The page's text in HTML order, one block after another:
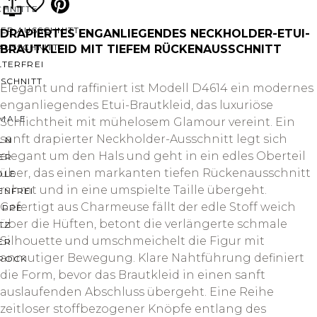
AUSSCHNITT
DRAPIERTES ENGANLIEGENDES NECKHOLDER-ETUI-
BRAUTKLEID MIT TIEFEM RÜCKENAUSSCHNITT
Elegant und raffiniert ist Modell D4614 ein modernes
enganliegendes Etui-Brautkleid, das luxuriöse
Schlichtheit mit mühelosem Glamour vereint. Ein
sanft drapierter Neckholder-Ausschnitt legt sich
elegant um den Hals und geht in ein edles Oberteil
über, das einen markanten tiefen Rückenausschnitt
rahmt und in eine umspielte Taille übergeht.
Gefertigt aus Charmeuse fällt der edle Stoff weich
über die Hüften, betont die verlängerte schmale
Silhouette und umschmeichelt die Figur mit
anmutiger Bewegung. Klare Nahtführung definiert
die Form, bevor das Brautkleid in einen sanft
auslaufenden Abschluss übergeht. Eine Reihe
zeitloser stoffbezogener Knöpfe entlang des